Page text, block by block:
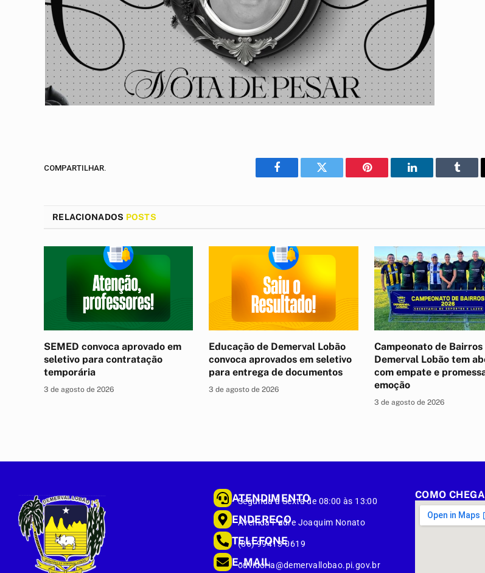
COMPARTILHAR.
Facebook Twitter Pinterest LinkedIn
RELACIONADOS POSTS
SEMED convoca aprovado em
seletivo para contratação
temporária
3 de agosto de 2026
Educação de Demerval Lobão
convoca aprovados em seletivo
para entrega de documentos
3 de agosto de 2026
Campeonato de Bairros
Demerval Lobão tem
com empate e
emoção
3 de agosto de 2026
ATENDIMENTO
Segunda à Sexta de 08:00 às 13:00
ENDEREÇO
Avenida Padre Joaquim Nonato
TELEFONE
(86) 99413-0619
E-MAIL
ouvidoria@demervallobao.pi.gov.br
COMO